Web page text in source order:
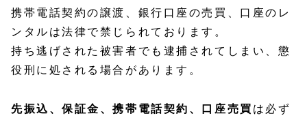
携帯電話契約の譲渡、銀行口座の売買、口座のレ
ンタルは法律で禁じられております。
持ち逃げされた被害者でも逮捕されてしまい、懲
役刑に処される場合があります。
先振込、保証金、携帯電話契約、口座売買 は必ず